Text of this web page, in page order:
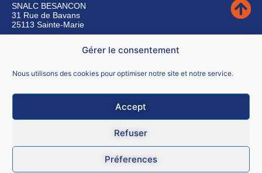
Gérer le consentement
Nous utilisons des cookies pour optimiser notre site et notre service.
Accept
Refuser
Préferences
SNALC BESANCON
31 Rue de Bavans
25113 Sainte-Marie
CGU